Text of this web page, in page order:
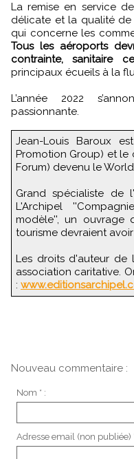
La remise en service
délicate et la qualité de
qui concerne les
Tous les aéroports
contrainte, sanitaire
principaux écueils à la
L’année 2022
passionnante.
Jean-Louis Baroux est l'ancien président d'APG (Air
Promotion Group) et le
Forum) devenu le
Grand spécialiste de
L'Archipel
modèle'', un ouvrage
tourisme devraient
Les droits d'auteur de
association caritative.
:
Nouveau commentaire :
Nom * :
Adresse email (non publiée)